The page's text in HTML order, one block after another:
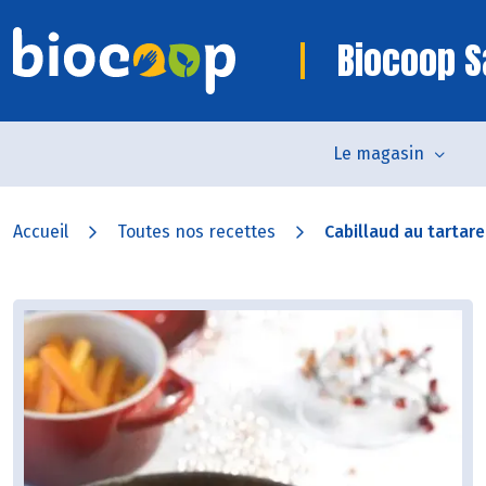
Biocoop
Le magasin
Accueil Toutes nos recettes Cabillaud au